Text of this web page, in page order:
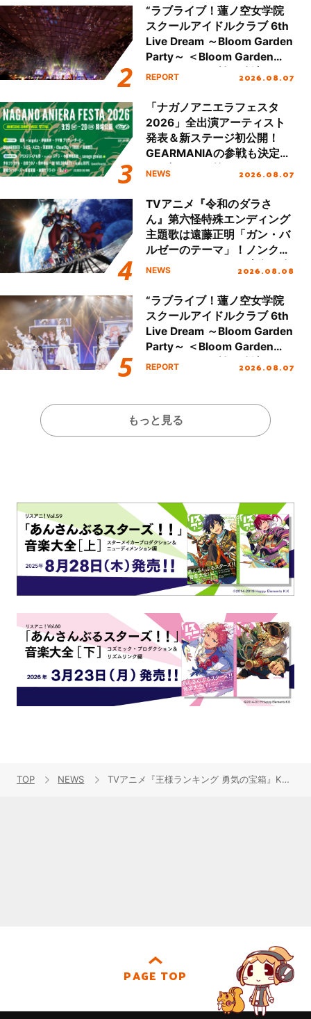
“ラブライブ！蓮ノ空女学院
スクールアイドルクラブ 6th
Live Dream ～Bloom Garden
Party～ ＜Bloom Garden
Party Stage／埼玉公演＞”
REPORT 2026.08.07
「ナガノアニエラフェスタ
2026」全出演アーティスト
発表＆新ステージ初公開！
GEARMANIAの参戦も決定
し、初となる第3ステージの
NEWS 2026.08.07
TVアニメ『令和のダラさ
ん』第六怪特殊エンディング
主題歌は遠藤正明「ガン・バ
ルゼーのテーマ」！ノンクレ
ジットエンディング映像も公
NEWS 2026.08.08
“ラブライブ！蓮ノ空女学院
スクールアイドルクラブ 6th
Live Dream ～Bloom Garden
Party～ ＜Bloom Garden
Party Stage／埼玉公演＞”
REPORT 2026.08.07
もっと見る
TOP NEWS TVアニメ『王様ランキング 勇気の宝箱』KV、ティザーPV解禁！2023年4月放送決定！
PAGE TOP